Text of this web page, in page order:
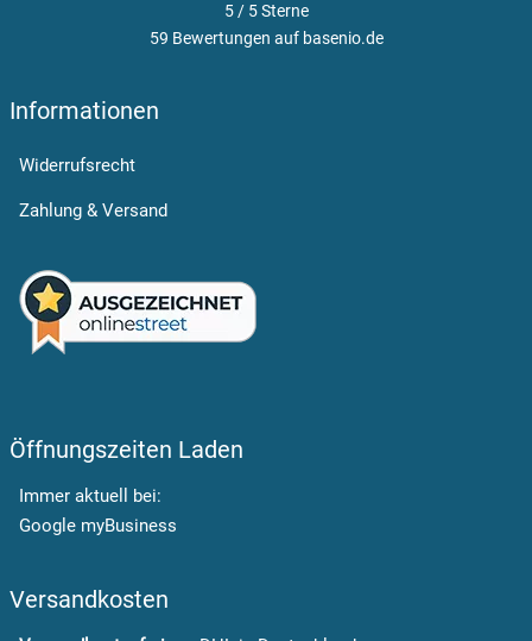
5 / 5Sterne
59 Bewertungen auf basenio.de
Informationen
Widerrufsrecht
Zahlung & Versand
Öffnungszeiten Laden
Immer aktuell bei:
Google myBusiness
Versandkosten